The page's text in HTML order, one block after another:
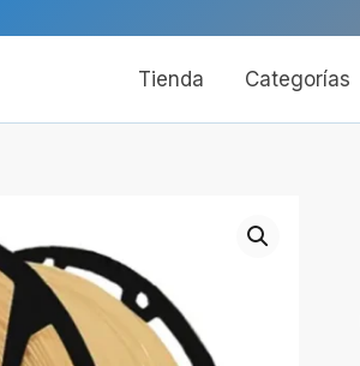
Tienda Categorías